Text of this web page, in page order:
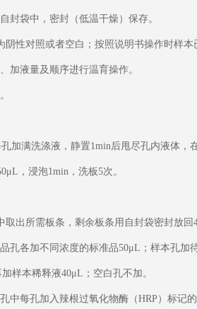
封袋中，密封（低温干燥）保存。
性对照或者空白；按照说明书操作时样本
加液量及顺序进行温育操作。
加满洗涤液，静置1min后甩尽孔内液体，
，浸泡1min，洗板5次。
出所需板条，剩余板条用自封袋密封放回
孔各加不同浓度的标准品50μL；样本孔加
样本稀释液40μL；空白孔不加。
中每孔加入辣根过氧化物酶（HRP）标记